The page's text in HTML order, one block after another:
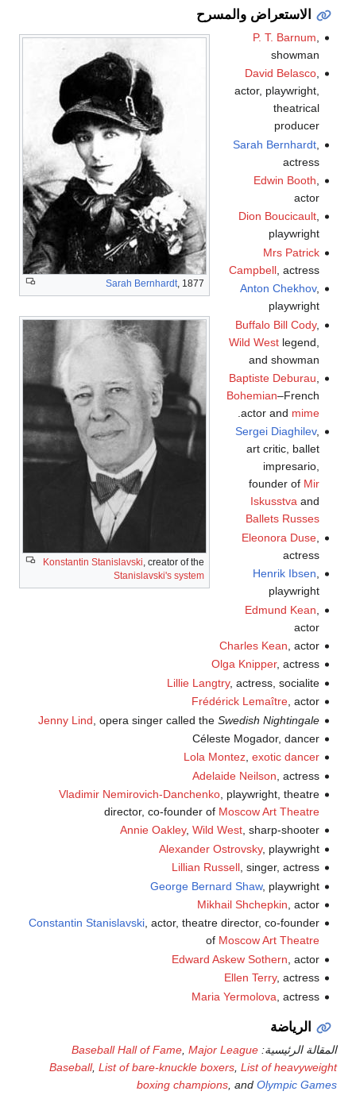
الاستعراض والمسرح
Sarah Bernhardt, 1877
Konstantin Stanislavski, creator of the
Stanislavski's system
P. T. Barnum
showman
David Belasco,
actor, playwright,
theatrical
producer
Sarah Bernhardt,
actress
Edwin Booth
actor
Dion Boucicault,
playwright
Mrs Patrick
Campbell, actress
Anton Chekhov,
playwright
Buffalo Bill Cody,
Wild Westlegend,
and showman
Baptiste Deburau
Bohemian–French
actor and mime
Sergei Diaghilev,
art critic, ballet
impresario,
founder of Mir
Iskusstvaand
Ballets Russes
Eleonora Duse,
actress
Henrik Ibsen
playwright
Edmund Kean
actor
Charles Kean , actor
Olga Knipper, actress
Lillie Langtry, actress, socialite
Frédérick Lemaître, actor
Jenny Lind , opera singer called the Swedish Nightingale
Céleste Mogador, dancer
Lola Montez, exotic dancer
Adelaide Neilson , actress
Vladimir Nemirovich-Danchenko, playwright, theatre
director, co-founder of Moscow Art Theatre
Annie Oakley, Wild West, sharp-shooter
Alexander Ostrovsky, playwright
Lillian Russell, singer, actress
George Bernard Shaw, playwright
Mikhail Shchepkin , actor
Constantin Stanislavski, actor, theatre director, co-founder
of Moscow Art Theatre
Edward Askew Sothern , actor
Ellen Terry, actress
Maria Yermolova , actress
الرياضة
المقالة الرئيسية: Baseball Hall of Fame Major League
Baseball, List of bare-knuckle boxers List of heavyweight
boxing champions , and Olympic Games